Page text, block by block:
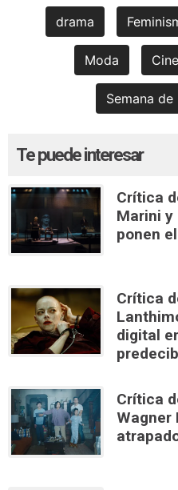
drama
Moda
Semana
Te puede interesar
Crítica
Marini y
ponen
Crítica
digital
Crítica
Wagner